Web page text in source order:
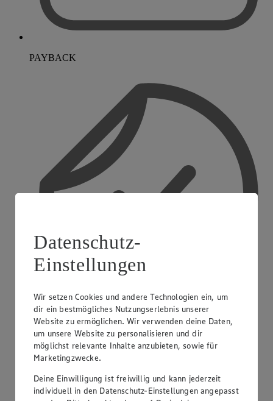
PAYBACK
Treueaktionen
Datenschutz-
Einstellungen
Wir setzen Cookies und andere Technologien ein, um
dir ein bestmögliches Nutzungserlebnis unserer
Website zu ermöglichen. Wir verwenden deine Daten,
um unsere Website zu personalisieren und dir
möglichst relevante Inhalte anzubieten, sowie für
Marketingzwecke.
Deine Einwilligung ist freiwillig und kann jederzeit
individuell in den Datenschutz-Einstellungen angepasst